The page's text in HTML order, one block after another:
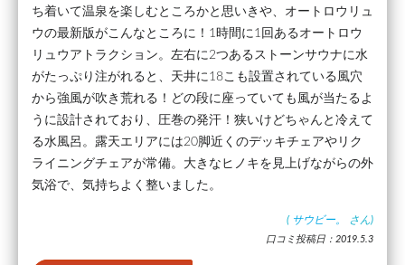
ち着いて温泉を楽しむところかと思いきや、オートロウリュ
ウの最新版がこんなところに！1時間に1回あるオートロウ
リュウアトラクション。左右に2つあるストーンサウナに水
がたっぷり注がれると、天井に18こも設置されている風穴
から強風が吹き荒れる！どの段に座っていても風が当たるよ
うに設計されており、圧巻の発汗！狭いけどちゃんと冷えて
る水風呂。露天エリアには20脚近くのデッキチェアやリク
ライニングチェアが常備。大きなヒノキを見上げながらの外
気浴で、気持ちよく整いました。
( サウビー。 さん)
口コミ投稿日：2019.5.3